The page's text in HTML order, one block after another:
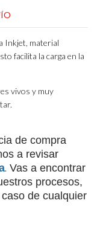
Inkjet, material
facilita la carga en la
vivos y muy
de compra
a revisar
. Vas a encontrar
procesos,
de cualquier